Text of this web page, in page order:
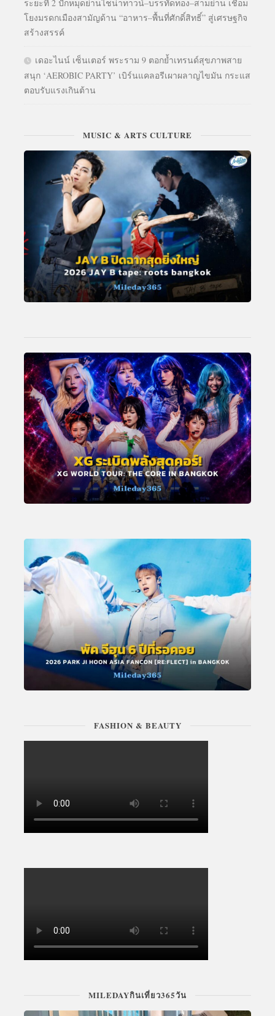
ระยะที่ 2 ปักหมุดย่านไชน่าทาวน์–บรรทัดทอง–สามย่าน เชื่อม
โยงมรดกเมืองสามัญด้าน “อาหาร–พื้นที่ศักดิ์สิทธิ์” สู่เศรษฐกิจ
สร้างสรรค์
เดอะไนน์ เซ็นเตอร์ พระราม 9 ตอกย้ำเทรนด์สุขภาพสาย
สนุก ‘AEROBIC PARTY’ เบิร์นแคลอรีเผาผลาญไขมัน กระแส
ตอบรับแรงเกินต้าน
MUSIC & ARTS CULTURE
FASHION & BEAUTY
MILEDAYกินเที่ยว365วัน